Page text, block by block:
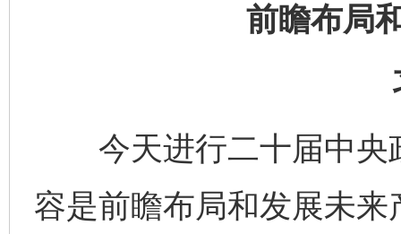
前瞻布局
今天进行二十届中央
容是前瞻布局和发展未